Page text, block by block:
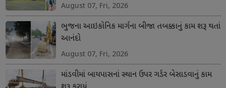
August 07, Fri, 2026
ભુજના આઇકોનિક માર્ગના બીજા તબક્કાનું કામ શરૂ થતાં
આનંદો
August 07, Fri, 2026
માંડવીમાં બાયપાસનાં સ્થાન ઉપર ગર્ડર બેસાડવાનું કામ